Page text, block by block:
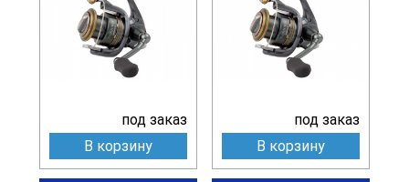
под заказ
В корзину
под заказ
В корзину